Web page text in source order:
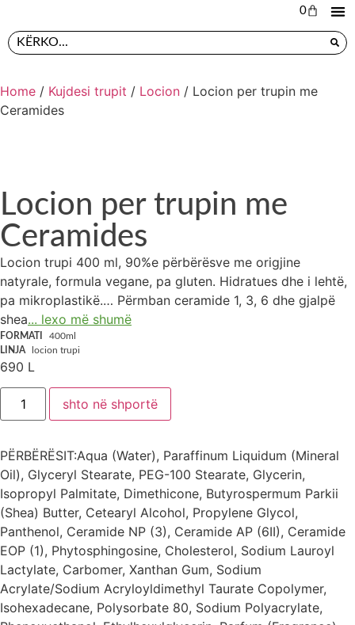
0
Home / Kujdesi trupit / Locion / Locion per trupin me
Ceramides
Locion per trupin me
Ceramides
Locion trupi 400 ml, 90%e përbërësve me origjine
natyrale, formula vegane, pa gluten. Hidratues dhe i lehtë,
pa mikroplastikë.… Përmban ceramide 1, 3, 6 dhe gjalpë
shea... lexo më shumë
FORMATI
400ml
LINJA
locion trupi
690 L
shto në shportë
PËRBËRËSIT:Aqua (Water), Paraffinum Liquidum (Mineral
Oil), Glyceryl Stearate, PEG-100 Stearate, Glycerin,
Isopropyl Palmitate, Dimethicone, Butyrospermum Parkii
(Shea) Butter, Cetearyl Alcohol, Propylene Glycol,
Panthenol, Ceramide NP (3), Ceramide AP (6II), Ceramide
EOP (1), Phytosphingosine, Cholesterol, Sodium Lauroyl
Lactylate, Carbomer, Xanthan Gum, Sodium
Acrylate/Sodium Acryloyldimethyl Taurate Copolymer,
Isohexadecane, Polysorbate 80, Sodium Polyacrylate,